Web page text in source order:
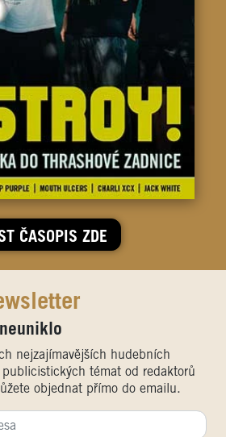
ČASOPIS ZDE
nejzajímavějších hudebních
publicistických témat od redaktorů
objednat přímo do emailu.